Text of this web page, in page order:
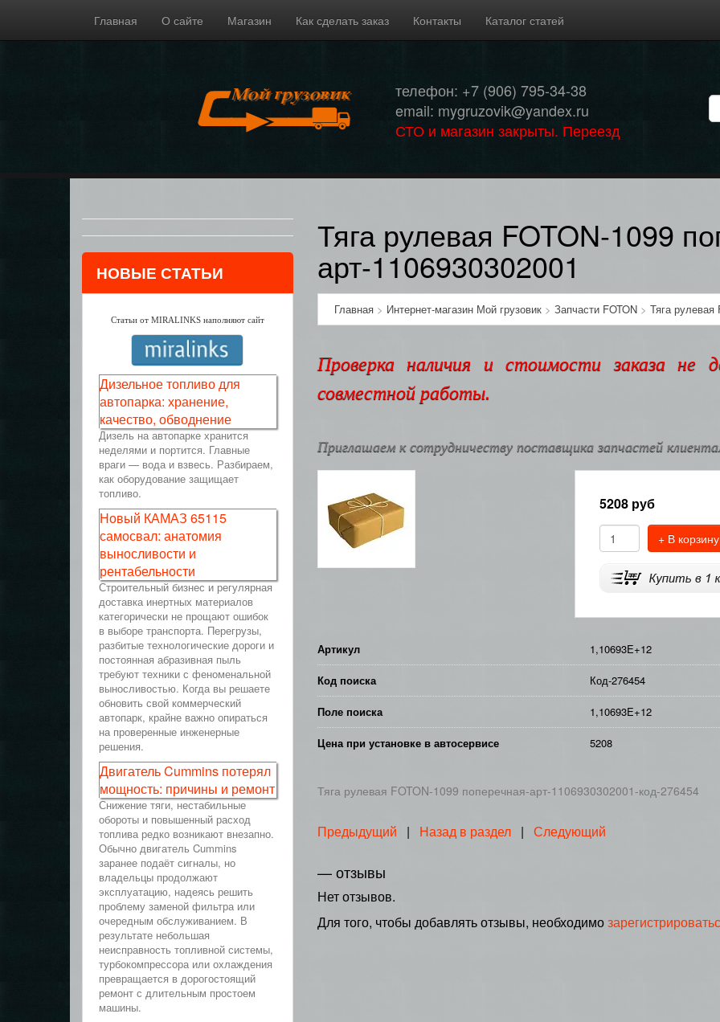
Главная О сайте Магазин Как сделать заказ Контакты Каталог статей
телефон: +7 (906) 795-34-38
email: mygruzovik@yandex.ru
СТО и магазин закрыты. Переезд
Тяга рулевая FOTON-1099
арт-1106930302001
Главная> Интернет-магазин Мой грузовик> Запчасти FOTON> Тяга рулевая
Проверка наличия и стоимости заказа не
совместной работы.
Приглашаем к сотрудничеству поставщика запчастей
5208руб
+ В корзину
Артикул 1,10693E+12
Код поиска Код-276454
Поле поиска 1,10693E+12
Цена при установке в автосервисе 5208
Тяга рулевая FOTON-1099 поперечная-арт-1106930302001-код-276454
Предыдущий | Назад в раздел| Следующий
— отзывы
Нет отзывов.
Для того, чтобы добавлять отзывы, необходимо
НОВЫЕ СТАТЬИ
Статьи от MIRALINKS наполняют сайт
Дизельное топливо для
автопарка: хранение,
качество, обводнение
Дизель на автопарке хранится
неделями и портится. Главные
враги — вода и взвесь. Разбираем,
как оборудование защищает
топливо.
Новый КАМАЗ 65115
самосвал: анатомия
выносливости и
рентабельности
Строительный бизнес и регулярная
доставка инертных материалов
категорически не прощают ошибок
в выборе транспорта. Перегрузы,
разбитые технологические дороги и
постоянная абразивная пыль
требуют техники с феноменальной
выносливостью. Когда вы решаете
обновить свой коммерческий
автопарк, крайне важно опираться
на проверенные инженерные
решения.
Двигатель Cummins потерял
мощность: причины и ремонт
Снижение тяги, нестабильные
обороты и повышенный расход
топлива редко возникают внезапно.
Обычно двигатель Cummins
заранее подаёт сигналы, но
владельцы продолжают
эксплуатацию, надеясь решить
проблему заменой фильтра или
очередным обслуживанием. В
результате небольшая
неисправность топливной системы,
турбокомпрессора или охлаждения
превращается в дорогостоящий
ремонт с длительным простоем
машины.